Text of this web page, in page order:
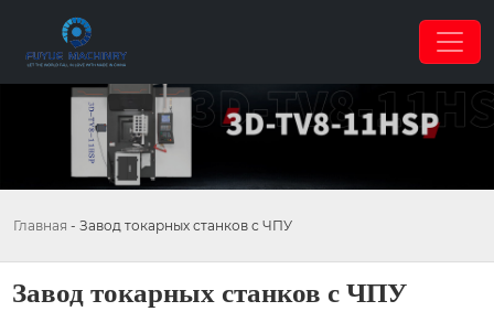
Главная - Завод токарных станков с ЧПУ
Завод токарных станков с ЧПУ